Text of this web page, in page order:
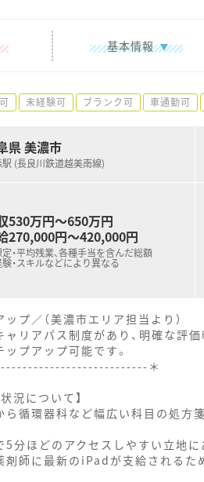
基本情報
未経験可 ブランク可 車通勤可
県 美濃市
(長良川鉄道越美南線)
530万円～650万円
270,000円～420,000円
・平均残業、各種手当を含んだ総額
・スキルなどにより異なる
プ／（美濃市エリア担当より）
ャリアパス制度があり、明確な評
プアップ可能です。
＊
況について】
循環器科など幅広い科目の処方
分ほどのアクセスしやすい立地に
師に最新のiPadが支給されるた